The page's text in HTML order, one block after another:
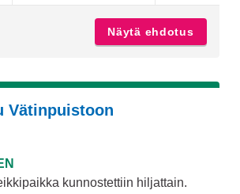
Näytä ehdotus
Vätinpuistoon
kunnostettiin hiljattain.